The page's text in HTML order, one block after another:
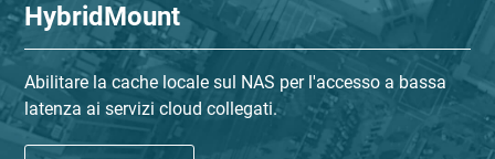
HybridMount
Abilitare la cache locale sul NAS per l'accesso a bassa
latenza ai servizi cloud collegati.